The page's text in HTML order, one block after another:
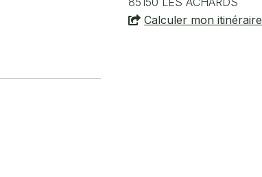
Calculer mon itinéraire